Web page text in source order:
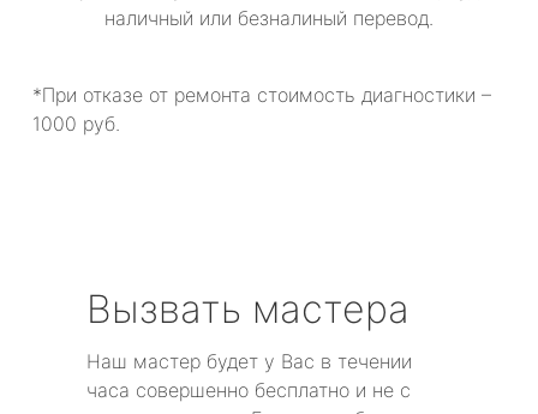
наличный или безналиный перевод.
*При отказе от ремонта стоимость диагностики –
1000 руб.
Вызвать мастера
Наш мастер будет у Вас в течении
часа совершенно бесплатно и не с